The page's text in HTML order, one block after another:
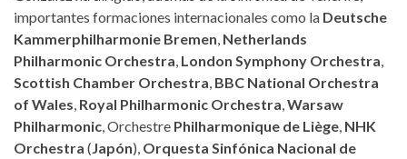
importantes formaciones internacionales como la Deutsche
Kammerphilharmonie Bremen, Netherlands
Philharmonic Orchestra, London Symphony Orchestra,
Scottish Chamber Orchestra, BBC National Orchestra
of Wales, Royal Philharmonic Orchestra,Warsaw
Philharmonic, Orchestre Philharmonique de Liège, NHK
Orchestra (Japón), Orquesta Sinfónica Nacional de